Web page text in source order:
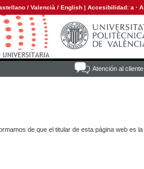
/ Valencià / English | Accesibilidad: a · A
Atención al cliente
de que el titular de esta página web es la